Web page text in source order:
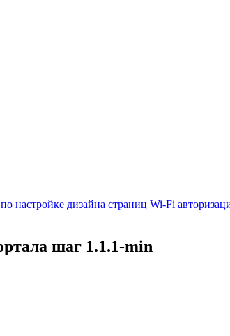
настройке дизайна страниц Wi-Fi
шаг 1.1.1-min